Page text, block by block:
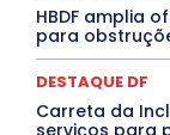
HBDF amplia
para
DESTAQUE DF
Carreta da
serviços para